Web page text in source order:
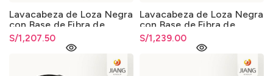
Lavacabeza de Loza Negra
con Base de Fibra de
Vidrio 013
S/1,207.50
Lavacabeza de Loza Negra
con Base de Fibra de
Vidrio 013
S/1,239.00